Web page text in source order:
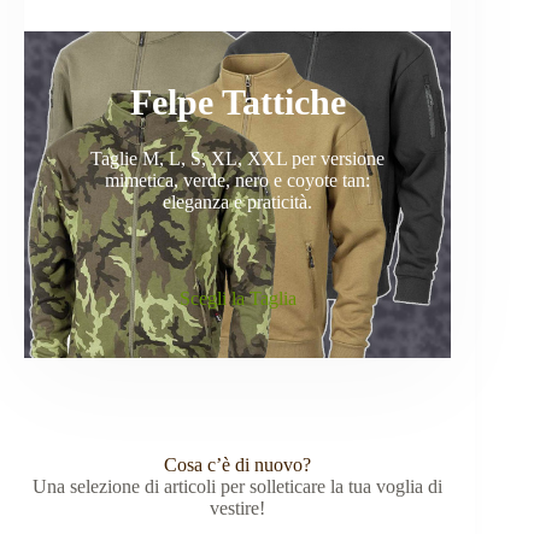
Felpe Tattiche
Taglie M, L, S, XL, XXL per versione
mimetica, verde, nero e coyote tan:
eleganza e praticità.
.
Scegli la Taglia
Cosa c’è di nuovo?
Una selezione di articoli per solleticare la tua voglia di
vestire!